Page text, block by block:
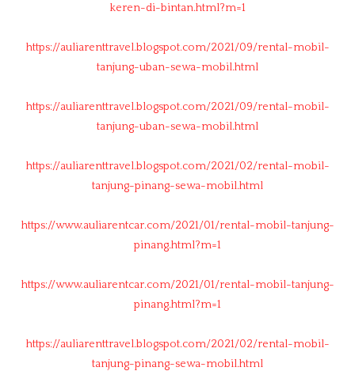
keren-di-bintan.html?m=1
https://auliarenttravel.blogspot.com/2021/09/rental-mobil-
tanjung-uban-sewa-mobil.html
https://auliarenttravel.blogspot.com/2021/09/rental-mobil-
tanjung-uban-sewa-mobil.html
https://auliarenttravel.blogspot.com/2021/02/rental-mobil-
tanjung-pinang-sewa-mobil.html
https://www.auliarentcar.com/2021/01/rental-mobil-tanjung-
pinang.html?m=1
https://www.auliarentcar.com/2021/01/rental-mobil-tanjung-
pinang.html?m=1
https://auliarenttravel.blogspot.com/2021/02/rental-mobil-
tanjung-pinang-sewa-mobil.html